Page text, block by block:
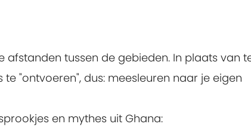
afstanden tussen de gebieden. In plaats van
"ontvoeren", dus: meesleuren naar je eigen
en mythes uit Ghana: